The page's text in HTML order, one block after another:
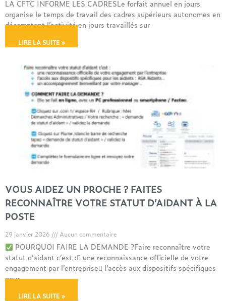
LA CFTC INFORME LES CADRESLe forfait annuel en jours
organise le temps de travail des cadres supérieurs autonomes en
décomptant l’activité en jours travaillés sur
LIRE LA SUITE »
VOUS AIDEZ UN PROCHE ? FAITES
RECONNAÎTRE VOTRE STATUT D’AIDANT À LA
POSTE
29 janvier 2026 Aucun commentaire
POURQUOI FAIRE LA DEMANDE ?Faire reconnaître votre
statut d’aidant c’est : une reconnaissance officielle de votre
engagement par l’entreprise l’accès aux dispositifs spécifiques
pour
LIRE LA SUITE »